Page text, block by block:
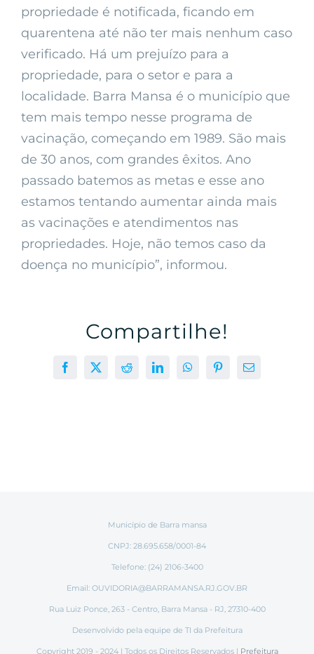
propriedade é notificada, ficando em
quarentena até não ter mais nenhum caso
verificado. Há um prejuízo para a
propriedade, para o setor e para a
localidade. Barra Mansa é o município que
tem mais tempo nesse programa de
vacinação, começando em 1989. São mais
de 30 anos, com grandes êxitos. Ano
passado batemos as metas e esse ano
estamos tentando aumentar ainda mais
as vacinações e atendimentos nas
propriedades. Hoje, não temos caso da
doença no município”, informou.
Compartilhe!
Facebook
X RedditLinkedInWhatsAppPinterest
E-
Município de Barra mansa
CNPJ: 28.695.658/0001-84
Telefone: (24) 2106-3400
Email: OUVIDORIA@BARRAMANSA.RJ.GOV.BR
Rua Luiz Ponce, 263 - Centro, Barra Mansa - RJ, 27310-400
Desenvolvido pela equipe de TI da Prefeitura
Copyright 2019 - 2024 | Todos os Direitos Reservados | Prefeitura